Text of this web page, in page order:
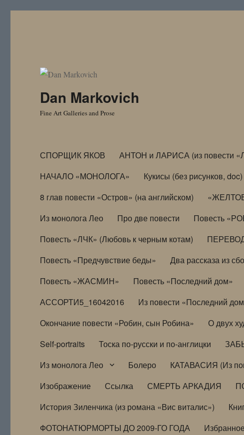
Dan Markovich
Fine Art Galleries and Prose
СПОРЩИК ЯКОВ АНТОН и ЛАРИСА (из повести
НАЧАЛО «МОНОЛОГА»
Кукисы (без рисунков, doc)
8 глав повести «Остров» (на английском)
Из монолога Лео
Про две повести Повесть
Повесть «ЛЧК» (Любовь к черным котам)
Повесть «Предчувствие беды»
Два рассказа из
Повесть «ЖАСМИН»
Повесть «Последний дом»
АССОРТИ5_16042016
Из повести «Последний
Окончание повести «Робин, сын Робина»
О двух
Self-portraits
Тоска по-русски и по-англицки
Из монолога Лео
Болеро КАТАВАСИЯ (Из
Изображение
Ссылка СМЕРТЬ АРКАДИЯ
История Зиленчика (из романа «Вис виталис»)
ФОТОНАТЮРМОРТЫ ДО 2009-ГО ГОДА